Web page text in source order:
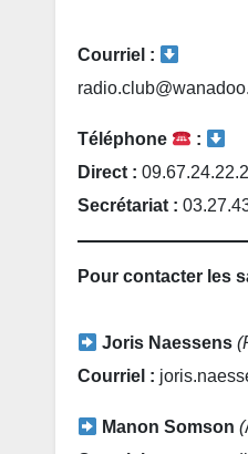
Courriel :
Téléphone
:
Direct :
Secrétariat :
Pour contacter les
Joris Naessens
Courriel :
Manon Somson(